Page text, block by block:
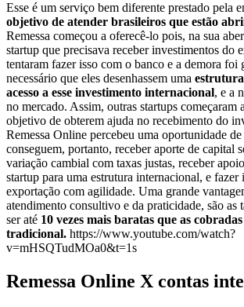
Esse é um serviço bem diferente prestado pela
objetivo de atender brasileiros que estão
Remessa começou a oferecê-lo pois, na sua
startup que precisava receber investimentos do
tentaram fazer isso com o banco e a demora foi
necessário que eles desenhassem uma
acesso a esse investimento internacional, e a
no mercado. Assim, outras startups começaram
objetivo de obterem ajuda no recebimento do
Remessa Online percebeu uma oportunidade
conseguem, portanto, receber aporte de capital
variação cambial com taxas justas, receber
startup para uma estrutura internacional, e fazer
exportação com agilidade. Uma grande
atendimento consultivo e da praticidade, são as
ser até 10 vezes mais baratas que as
tradicional. https://www.youtube.com/watch?
v=mHSQTudMOa0&t=1s
Remessa Online X contas